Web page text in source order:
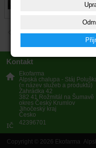
předchozí
Kontakt
Ekofarma
Alpská chalupa - Stáj
(= název služeb a produktů)
Zahrádka 42
382 41 Rožmitál na Šumavě
okres Český Krumlov
Jihočeský kraj
Česko
42396701
Copyright © 2026 Ekofarma